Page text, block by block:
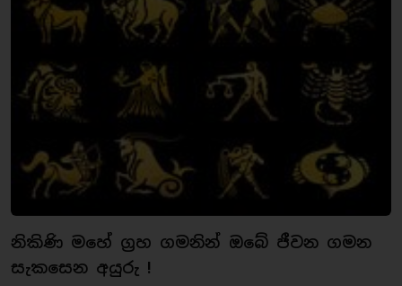
නිකිණි මහේ ග්‍රහ ගමනින් ඔබේ ජීවන ගමන
සැකසෙන අයුරු !